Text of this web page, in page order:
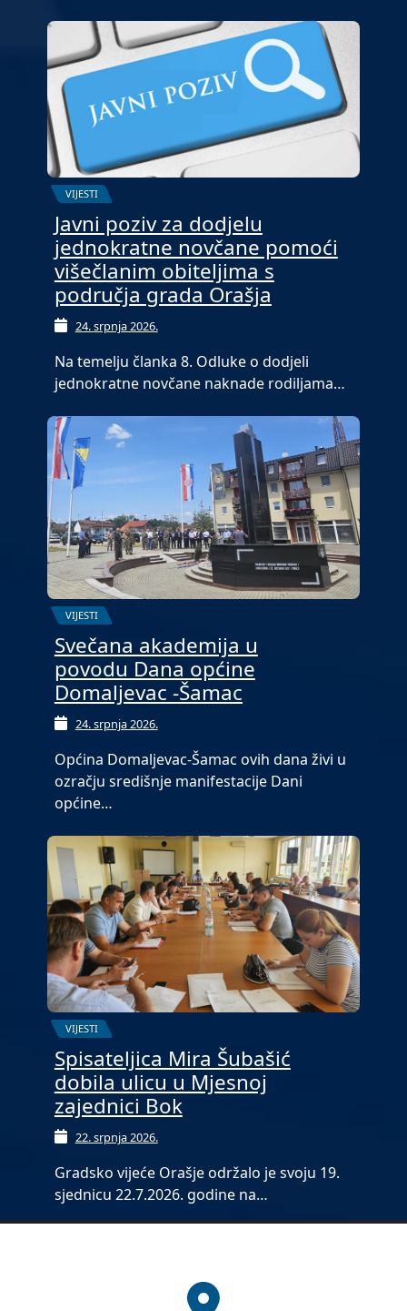
VIJESTI
Javni poziv za dodjelu
jednokratne novčane pomoći
višečlanim obiteljima s
područja grada Orašja
24. srpnja 2026.
Na temelju članka 8. Odluke o dodjeli
jednokratne novčane naknade rodiljama…
VIJESTI
Svečana akademija u
povodu Dana općine
Domaljevac -Šamac
24. srpnja 2026.
Općina Domaljevac-Šamac ovih dana živi u
ozračju središnje manifestacije Dani
općine…
VIJESTI
Spisateljica Mira Šubašić
dobila ulicu u Mjesnoj
zajednici Bok
22. srpnja 2026.
Gradsko vijeće Orašje održalo je svoju 19.
sjednicu 22.7.2026. godine na…